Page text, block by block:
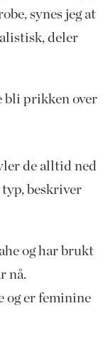
synes jeg at
deler
bli prikken over
de alltid ned
typ, beskriver
og har brukt
nå.
og er feminine